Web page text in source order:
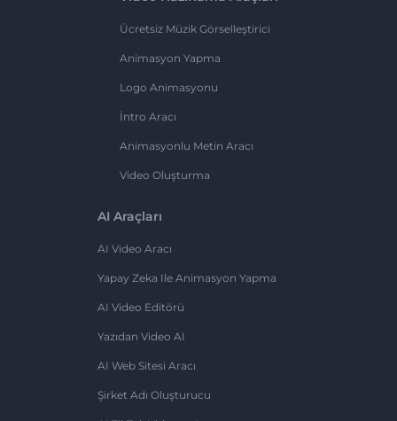
Ücretsiz Müzik Görselleştirici
Animasyon Yapma
Logo Animasyonu
İntro Aracı
Animasyonlu Metin Aracı
Video Oluşturma
AI Araçları
AI Video Aracı
Yapay Zeka Ile Animasyon Yapma
AI Video Editörü
Yazıdan Video AI
AI Web Sitesi Aracı
Şirket Adı Oluşturucu